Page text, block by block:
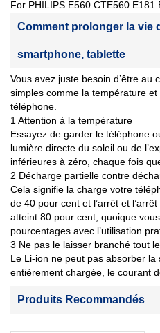
For PHILIPS E560 CTE560 E181
Comment prolonger la vie
smartphone, tablette
Vous avez juste besoin d’être au
simples comme la température
téléphone.
1 Attention à la température
Essayez de garder le téléphone
lumière directe du soleil ou de
inférieures à zéro, chaque fois
2 Décharge partielle contre
Cela signifie la charge votre
de 40 pour cent et l’arrêt et
atteint 80 pour cent, quoique
pourcentages avec l’utilisation
3 Ne pas le laisser branché tout
Le Li-ion ne peut pas absorber
entièrement chargée, le courant
Produits Recommandés